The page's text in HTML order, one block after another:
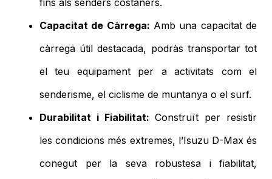
Capacitat de Càrrega: Amb una capacitat de
càrrega útil destacada, podràs transportar tot
el teu equipament per a activitats com el
senderisme, el ciclisme de muntanya o el surf.
Durabilitat i Fiabilitat: Construït per resistir
les condicions més extremes, l’Isuzu D-Max és
conegut per la seva robustesa i fiabilitat,